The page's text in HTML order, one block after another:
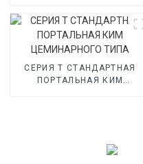
СЕРИЯ T СТАНДАРТНАЯ
ПОРТАЛЬНАЯ КИМ